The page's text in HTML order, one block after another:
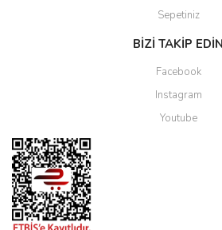
Sepetiniz
BİZİ TAKİP EDİN
Facebook
Instagram
Youtube